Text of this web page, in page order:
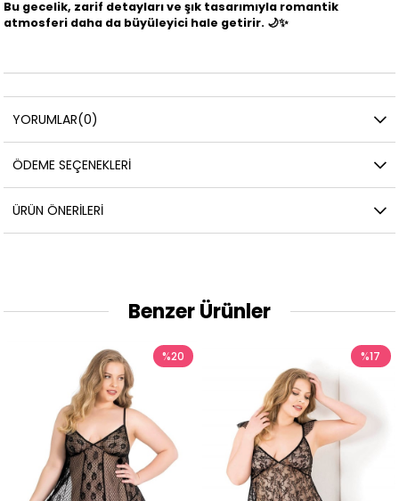
Bu gecelik, zarif detayları ve şık tasarımıyla romantik
atmosferi daha da büyüleyici hale getirir. 🌙✨
YORUMLAR(0)
ÖDEME SEÇENEKLERI
ÜRÜN ÖNERILERI
Benzer Ürünler
%20